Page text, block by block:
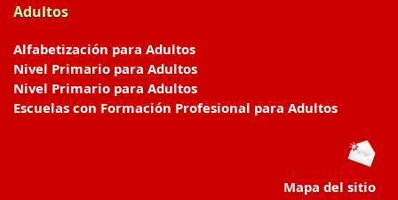
Adultos
Alfabetización para Adultos
Nivel Primario para Adultos
Nivel Primario para Adultos
Escuelas con Formación Profesional para Adultos
Mapa del sitio